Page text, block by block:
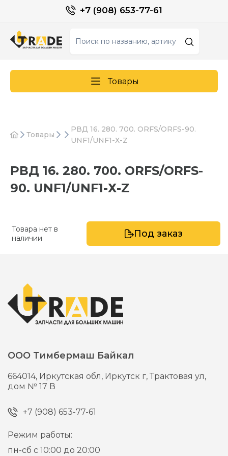
+7 (908) 653-77-61
Товары
Товары
РВД 16. 280. 700. ORFS/ORFS-90.
UNF1/UNF1-Х-Z
РВД 16. 280. 700. ORFS/ORFS-
90. UNF1/UNF1-Х-Z
Товара нет в
наличии
Под заказ
ООО Тимбермаш Байкал
664014, Иркутская обл, Иркутск г,Трактовая ул,
дом № 17 В
+7 (908) 653-77-61
Режим работы:
пн-сб с 10:00 до 20:00